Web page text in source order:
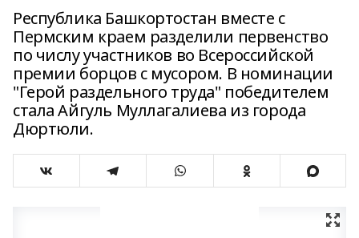
Республика Башкортостан вместе с
Пермским краем разделили первенство
по числу участников во Всероссийской
премии борцов с мусором. В номинации
"Герой раздельного труда" победителем
стала Айгуль Муллагалиева из города
Дюртюли.